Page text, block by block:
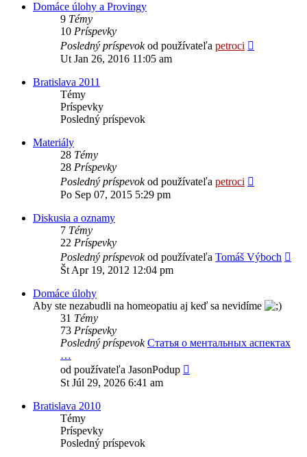
Domáce úlohy a Provingy
9 Témy
10 Príspevky
Posledný príspevokod používateľa petroci
Ut Jan 26, 2016 11:05 am
Bratislava 2011
Témy
Príspevky
Posledný príspevok
Materiály
28 Témy
28 Príspevky
Posledný príspevokod používateľa petroci
Po Sep 07, 2015 5:29 pm
Diskusia a oznamy
7 Témy
22 Príspevky
Posledný príspevokod používateľa Tomáš Výboch
Št Apr 19, 2012 12:04 pm
Domáce úlohy
Aby ste nezabudli na homeopatiu aj keď sa nevidíme
31 Témy
73 Príspevky
Posledný príspevok Статья о ментальных аспектах
…
od používateľa JasonPodup
St Júl 29, 2026 6:41 am
Bratislava 2010
Témy
Príspevky
Posledný príspevok